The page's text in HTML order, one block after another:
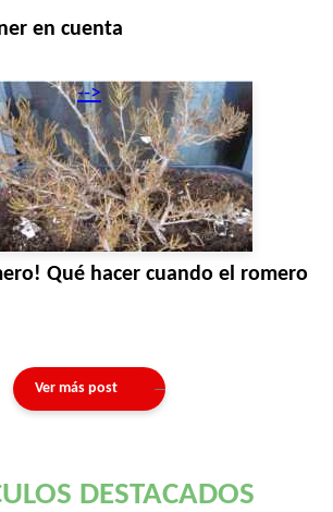
en cuenta
-->
Qué hacer cuando el romero
Ver más post
DESTACADOS